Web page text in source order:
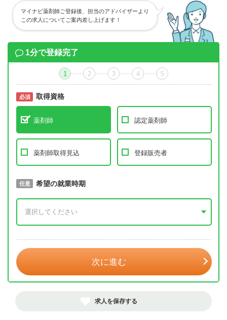
マイナビ薬剤師ご登録後、担当のアドバイザーより
この求人についてご案内差し上げます！
1分で登録完了
1 2 3 4 5
必須 取得資格
薬剤師 認定薬剤師
薬剤師取得見込 登録販売者
必須 取得予定年
任意 希望の就業時期
次に進む
求人を保存する